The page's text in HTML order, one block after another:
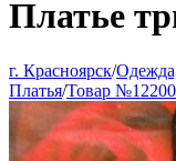
Платье
г. Красноярск/
Платья/Товар